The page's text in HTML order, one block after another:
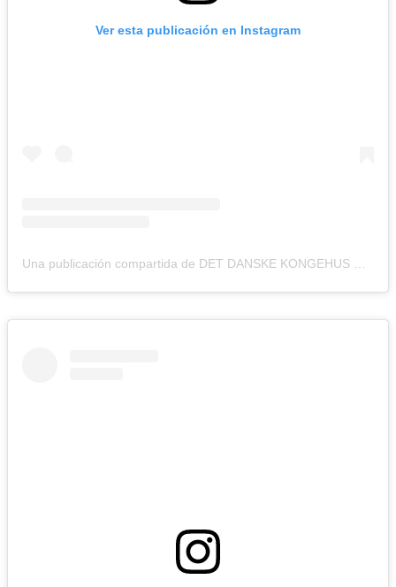
Ver esta publicación en Instagram